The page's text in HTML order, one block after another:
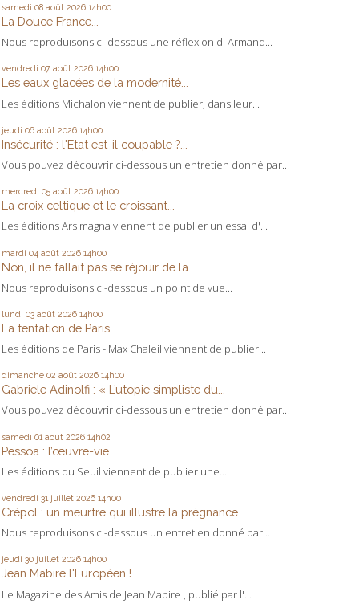
samedi 08 août 2026 14h00
La Douce France...
Nous reproduisons ci-dessous une réflexion d' Armand...
vendredi 07 août 2026 14h00
Les eaux glacées de la modernité...
Les éditions Michalon viennent de publier, dans leur...
jeudi 06 août 2026 14h00
Insécurité : l'Etat est-il coupable ?...
Vous pouvez découvrir ci-dessous un entretien donné par...
mercredi 05 août 2026 14h00
La croix celtique et le croissant...
Les éditions Ars magna viennent de publier un essai d'...
mardi 04 août 2026 14h00
Non, il ne fallait pas se réjouir de la...
Nous reproduisons ci-dessous un point de vue...
lundi 03 août 2026 14h00
La tentation de Paris...
Les éditions de Paris - Max Chaleil viennent de publier...
dimanche 02 août 2026 14h00
Gabriele Adinolfi : « L’utopie simpliste du...
Vous pouvez découvrir ci-dessous un entretien donné par...
samedi 01 août 2026 14h02
Pessoa : l’œuvre-vie...
Les éditions du Seuil viennent de publier une...
vendredi 31 juillet 2026 14h00
Crépol : un meurtre qui illustre la prégnance...
Nous reproduisons ci-dessous un entretien donné par...
jeudi 30 juillet 2026 14h00
Jean Mabire l'Européen !...
Le Magazine des Amis de Jean Mabire , publié par l'...